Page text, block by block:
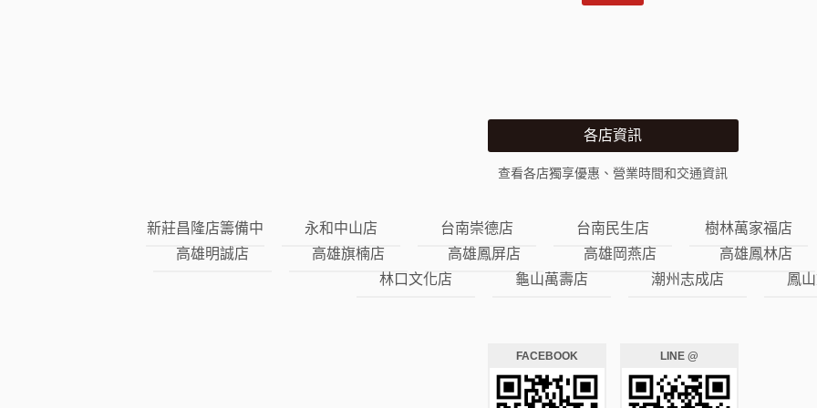
各店資訊
查看各店獨享優惠、營業時間和交通資訊
新莊昌隆店籌備中 永和中山店 台南崇德店 台南民生店
樹林萬家福店
高雄明誠店
高雄旗楠店 高雄鳳屏店 高雄岡燕店
高雄鳳林店
林口文化店
龜山萬壽店 潮州志成店 鳳
FACEBOOK LINE @